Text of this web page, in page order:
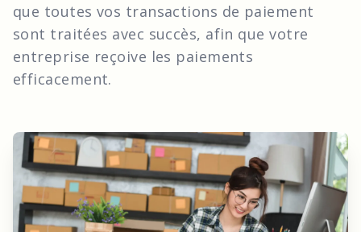
que toutes vos transactions de paiement
sont traitées avec succès, afin que votre
entreprise reçoive les paiements
efficacement.